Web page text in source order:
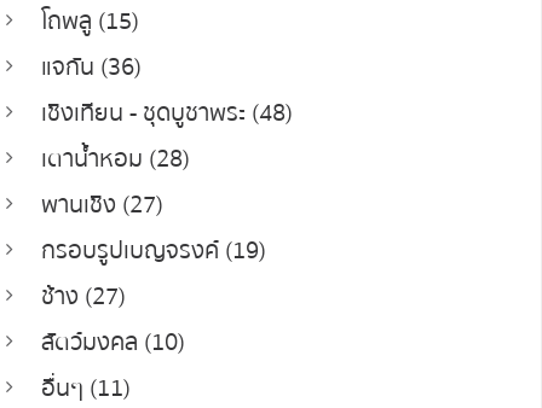
โถพลู (15)
แจกัน (36)
เชิงเทียน - ชุดบูชาพระ (48)
เตาน้ำหอม (28)
พานเชิง (27)
กรอบรูปเบญจรงค์ (19)
ช้าง (27)
สัตว์มงคล (10)
อื่นๆ (11)